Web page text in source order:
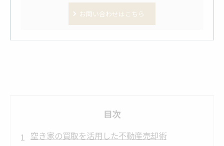
お問い合わせはこちら
目次
空き家の買取を活用した不動産売却術